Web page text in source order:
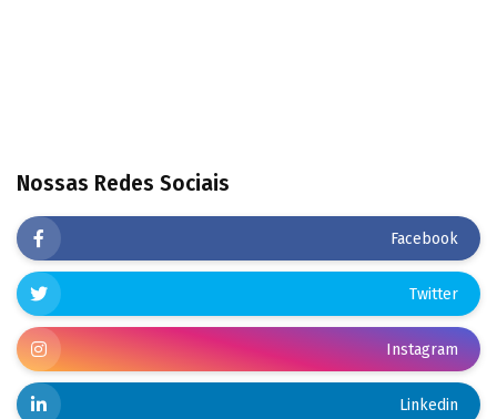
Nossas Redes Sociais
Facebook
Twitter
Instagram
Linkedin